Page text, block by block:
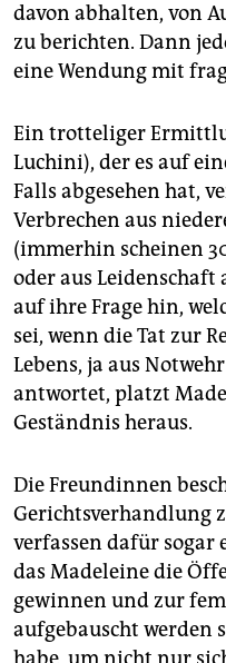
davon abhalten, von
zu berichten. Dann
eine Wendung mit
Ein trotteliger
Luchini), der es auf
Falls abgesehen hat,
Verbrechen aus
(immerhin scheinen
oder aus Leidenschaft
auf ihre Frage hin,
sei, wenn die Tat zur
Lebens, ja aus
antwortet, platzt
Geständnis heraus.
Die Freundinnen
Gerichtsverhandlung
verfassen dafür sogar
das Madeleine die
gewinnen und zur
aufgebauscht werden